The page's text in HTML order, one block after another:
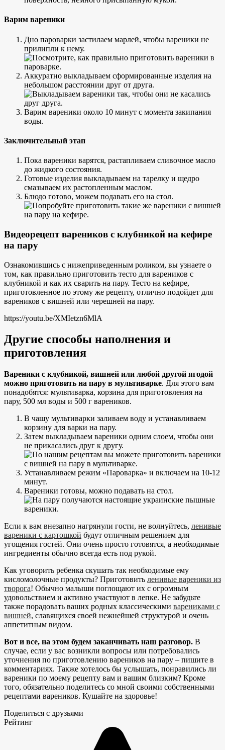
Варим вареники
Дно пароварки застилаем марлей, чтобы вареники не
прилипли к нему.
Аккуратно выкладываем сформированные изделия на
небольшом расстоянии друг от друга.
Варим вареники около 10 минут с момента закипания
воды.
Заключительный этап
Пока вареники варятся, растапливаем сливочное масло
до жидкого состояния.
Готовые изделия выкладываем на тарелку и щедро
смазываем их растопленным маслом.
Блюдо готово, можем подавать его на стол.
Видеорецепт вареников с клубникой на кефире
на пару
Ознакомившись с нижеприведенным роликом, вы узнаете о
том, как правильно приготовить тесто для вареников с
клубникой и как их сварить на пару. Тесто на кефире,
приготовленное по этому же рецепту, отлично подойдет для
вареников с вишней или черешней на пару.
https://youtu.be/XMIetzn6MlA
Другие способы наполнения и
приготовления
Вареники с клубникой, вишней или любой другой ягодой
можно приготовить на пару в мультиварке. Для этого вам
понадобятся: мультиварка, корзина для приготовления на
пару, 500 мл воды и 500 г вареников.
В чашу мультиварки заливаем воду и устанавливаем
корзину для варки на пару.
Затем выкладываем вареники одним слоем, чтобы они
не прикасались друг к другу.
Устанавливаем режим «Пароварка» и включаем на 10-12
минут.
Вареники готовы, можно подавать на стол.
Если к вам внезапно нагрянули гости, не волнуйтесь, ленивые
вареники с картошкой будут отличным решением для
угощения гостей. Они очень просто готовятся, а необходимые
ингредиенты обычно всегда есть под рукой.
Как уговорить ребенка скушать так необходимые ему
кисломолочные продукты? Приготовить ленивые вареники из
творога! Обычно малыши поглощают их с огромным
удовольствием и активно участвуют в лепке. Не забудьте
также порадовать ваших родных классическими варениками с
вишней, славящихся своей нежнейшей структурой и очень
аппетитным видом.
Вот и все, на этом будем заканчивать наш разговор. В
случае, если у вас возникли вопросы или потребовались
уточнения по приготовлению вареников на пару – пишите в
комментариях. Также хотелось бы услышать, понравились ли
вареники по моему рецепту вам и вашим близким? Кроме
того, обязательно поделитесь со мной своими собственными
рецептами вареников. Кушайте на здоровье!
Поделиться с друзьями
Рейтинг